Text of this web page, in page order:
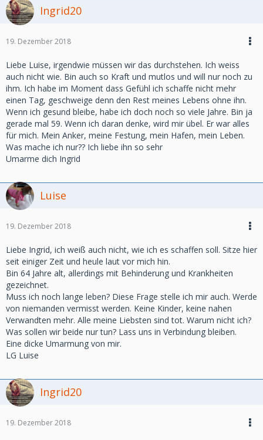
Ingrid20
19. Dezember 2018
Liebe Luise, irgendwie müssen wir das durchstehen. Ich weiss
auch nicht wie. Bin auch so Kraft und mutlos und will nur noch zu
ihm. Ich habe im Moment dass Gefühl ich schaffe nicht mehr
einen Tag, geschweige denn den Rest meines Lebens ohne ihn.
Wenn ich gesund bleibe, habe ich doch noch so viele Jahre. Bin ja
gerade mal 59. Wenn ich daran denke, wird mir übel. Er war alles
für mich. Mein Anker, meine Festung, mein Hafen, mein Leben.
Was mache ich nur?? Ich liebe ihn so sehr
Umarme dich Ingrid
Luise
19. Dezember 2018
Liebe Ingrid, ich weiß auch nicht, wie ich es schaffen soll. Sitze hier
seit einiger Zeit und heule laut vor mich hin.
Bin 64 Jahre alt, allerdings mit Behinderung und Krankheiten
gezeichnet.
Muss ich noch lange leben? Diese Frage stelle ich mir auch. Werde
von niemanden vermisst werden. Keine Kinder, keine nahen
Verwandten mehr. Alle meine Liebsten sind tot. Warum nicht ich?
Was sollen wir beide nur tun? Lass uns in Verbindung bleiben.
Eine dicke Umarmung von mir.
LG Luise
Ingrid20
19. Dezember 2018